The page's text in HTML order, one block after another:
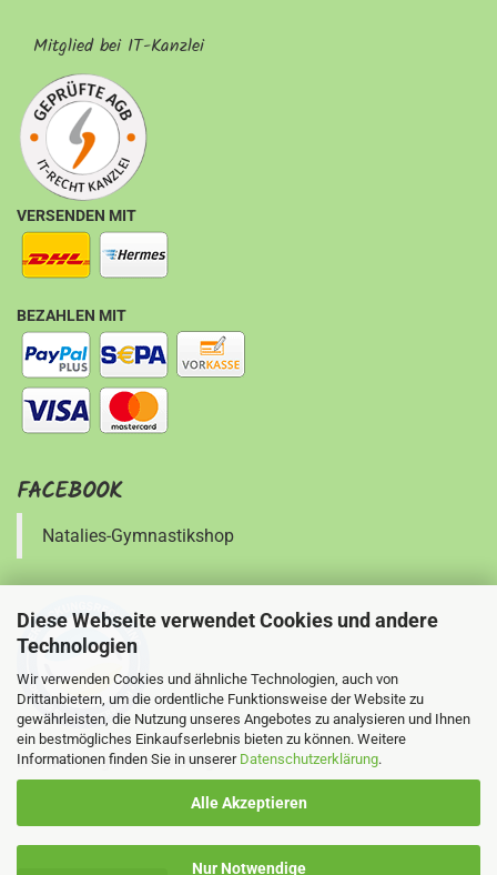
Diese Webseite verwendet Cookies und andere
Technologien
Wir verwenden Cookies und ähnliche Technologien, auch von
Drittanbietern, um die ordentliche Funktionsweise der Website zu
gewährleisten, die Nutzung unseres Angebotes zu analysieren und Ihnen
ein bestmögliches Einkaufserlebnis bieten zu können. Weitere
Informationen finden Sie in unserer Datenschutzerklärung.
Alle Akzeptieren
Nur Notwendige
Mitglied bei IT-Kanzlei
VERSENDEN MIT
BEZAHLEN MIT
FACEBOOK
Natalies-Gymnastikshop
Ihre Meinung ist uns wichtig !